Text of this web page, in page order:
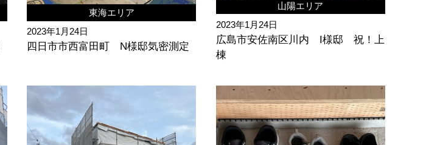
東海エリア
2023年1月24日
四日市市西富田町 N様邸気密測定
山陽エリア
2023年1月24日
広島市安佐南区川内 I様邸 祝！上
棟